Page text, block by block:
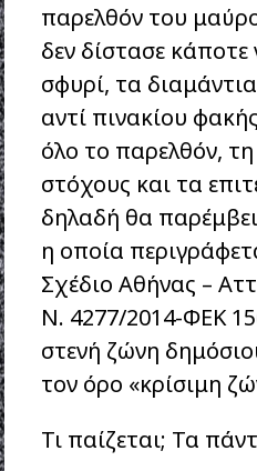
παρελθόν του
δεν δίστασε κάποτε
σφυρί, τα
αντί πινακίου
όλο το παρελθόν,
στόχους και τα
δηλαδή θα
η οποία
Σχέδιο Αθήνας –
Ν. 4277/2014-ΦΕΚ
στενή ζώνη
τον όρο «κρίσιμη
Τι παίζεται; Τα